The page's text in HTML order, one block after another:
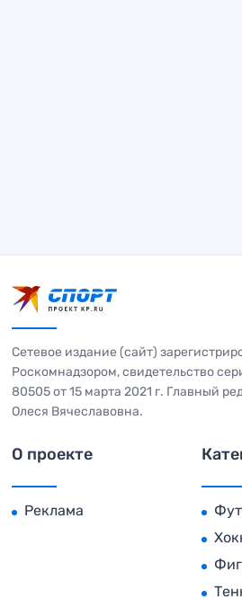
Сетевое издание (сайт)
Роскомнадзором, свидетельство
80505 от 15 марта 2021 г. Главный
Олеся Вячеславовна.
О проекте
Реклама